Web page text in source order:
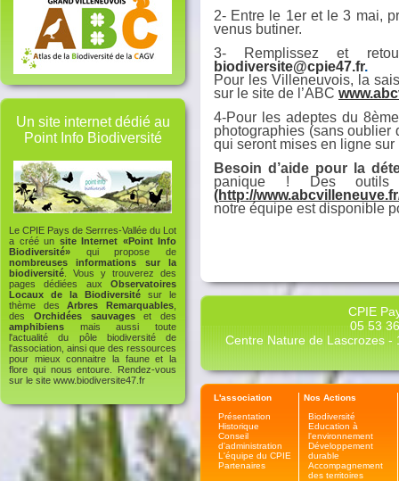
Un site internet dédié au
Point Info Biodiversité
Le CPIE Pays de Serrres-Vallée du Lot
a créé un site Internet «Point Info
Biodiversité» qui propose de
nombreuses informations sur la
biodiversité . Vous y trouverez des
pages dédiées aux Observatoires
Locaux de la Biodiversité sur le
thème desArbres Remarquables
des Orchidées sauvageset des
amphibiens mais aussi toute
l'actualité du pôle biodiversité de
l'association, ainsi que des ressources
pour mieux connaitre la faune et la
flore qui nous entoure. Rendez-vous
sur le site www.biodiversite47.fr
2- Entre le 1er et le 3 mai,
venus butiner.
3- Remplissez et
biodiversite@cpie47.fr.
Pour les Villeneuvois, la
sur le site de l’ABC
4-Pour les adeptes du
photographies (sans oublier
qui seront mises en ligne
Besoin d’aide pour la
panique ! Des
(http://
notre équipe est disponible
CPIE
05 53
Centre Nature de Lascrozes -
L'association
Présentation
Historique
Conseil
d'administration
L'équipe du CPIE
Partenaires
Nos Actions
Biodiversité
Education à
l'environnement
Développement
durable
Accompagnement
des territoires